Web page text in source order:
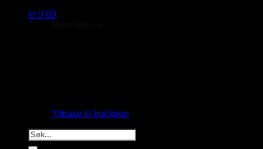
kr 0,00
Tilbake til butikken
Søk
etter: